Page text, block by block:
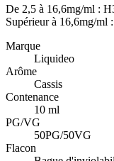
De 2,5 à 16,6mg/ml :
Supérieur à 16,6mg/ml
Marque
Liquideo
Arôme
Cassis
Contenance
10 ml
PG/VG
50PG/50VG
Flacon